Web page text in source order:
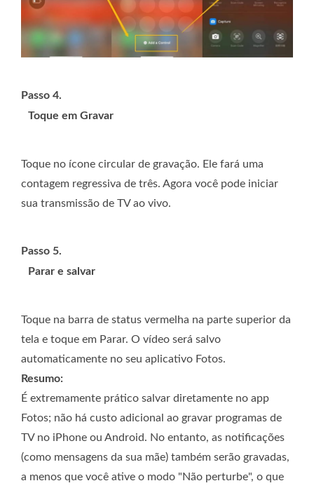
Passo 4.
Toque em Gravar
Toque no ícone circular de gravação. Ele fará uma
contagem regressiva de três. Agora você pode iniciar
sua transmissão de TV ao vivo.
Passo 5.
Parar e salvar
Toque na barra de status vermelha na parte superior da
tela e toque em Parar. O vídeo será salvo
automaticamente no seu aplicativo Fotos.
Resumo:
É extremamente prático salvar diretamente no app
Fotos; não há custo adicional ao gravar programas de
TV no iPhone ou Android. No entanto, as notificações
(como mensagens da sua mãe) também serão gravadas,
a menos que você ative o modo "Não perturbe", o que